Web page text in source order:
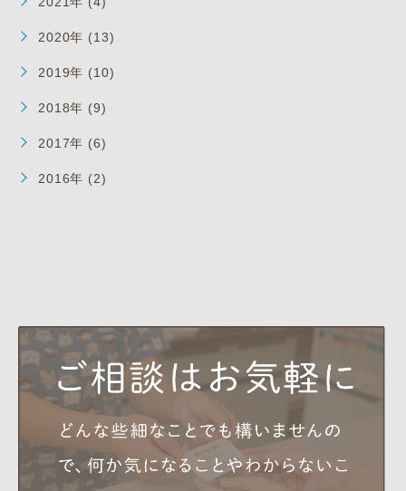
2020年 (13)
2019年 (10)
2018年 (9)
2017年 (6)
2016年 (2)